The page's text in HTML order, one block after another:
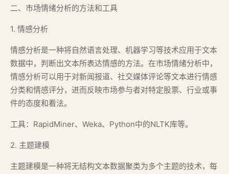
二、市场情绪分析的方法和工具
1. 情感分析
情感分析是一种将自然语言处理、机器学习等技术应用于文本
数据中，判断出文本所表达情感的方法。在市场情绪分析中，
情感分析可以用于对新闻报道、社交媒体评论等文本进行情感
分类和情感评分，进而反映市场参与者对特定股票、行业或事
件的态度和看法。
工具：RapidMiner、Weka、Python中的NLTK库等。
2. 主题建模
主题建模是一种将无结构文本数据聚类为多个主题的技术，每